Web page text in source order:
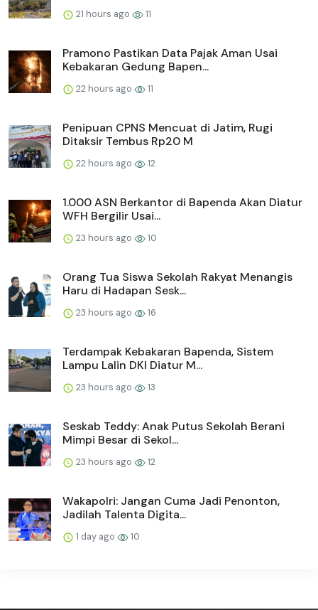
21 hours ago 11
Pramono Pastikan Data Pajak Aman Usai
Kebakaran Gedung Bapen...
22 hours ago 11
Penipuan CPNS Mencuat di Jatim, Rugi
Ditaksir Tembus Rp20 M
22 hours ago 12
1.000 ASN Berkantor di Bapenda Akan Diatur
WFH Bergilir Usai...
23 hours ago 10
Orang Tua Siswa Sekolah Rakyat Menangis
Haru di Hadapan Sesk...
23 hours ago 16
Terdampak Kebakaran Bapenda, Sistem
Lampu Lalin DKI Diatur M...
23 hours ago 13
Seskab Teddy: Anak Putus Sekolah Berani
Mimpi Besar di Sekol...
23 hours ago 12
Wakapolri: Jangan Cuma Jadi Penonton,
Jadilah Talenta Digita...
1 day ago 10